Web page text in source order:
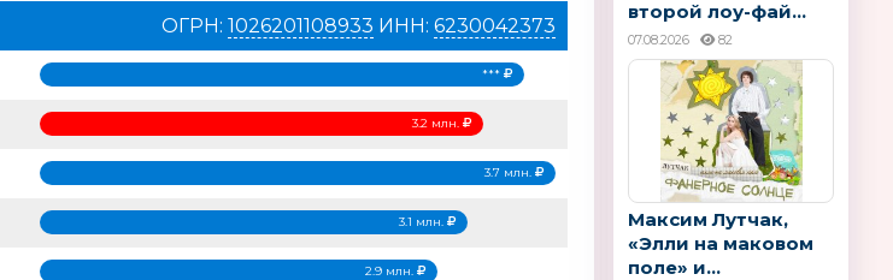
ОГРН: 1026201108933 ИНН: 6230042373
***
3.2 млн.
3.7 млн.
3.1 млн.
2.9 млн.
второй лоу-фай...
07.08.2026 82
Максим Лутчак,
«Элли на маковом
поле» и...